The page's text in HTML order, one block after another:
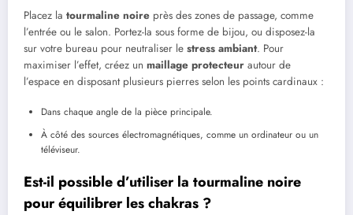
Placez la tourmaline noire près des zones de passage, comme
l’entrée ou le salon. Portez-la sous forme de bijou, ou disposez-la
sur votre bureau pour neutraliser le stress ambiant. Pour
maximiser l’effet, créez un maillage protecteur autour de
l’espace en disposant plusieurs pierres selon les points cardinaux :
Dans chaque angle de la pièce principale.
À côté des sources électromagnétiques, comme un ordinateur ou un
téléviseur.
Est-il possible d’utiliser la tourmaline noire
pour équilibrer les chakras ?